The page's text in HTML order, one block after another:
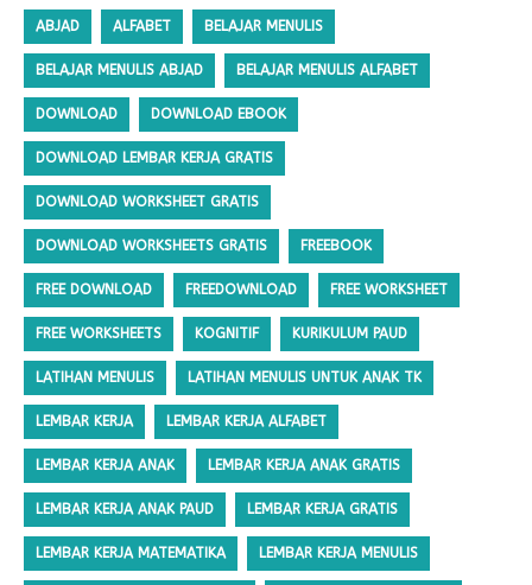
ABJAD ALFABET BELAJAR MENULIS
BELAJAR MENULIS ABJAD BELAJAR MENULIS ALFABET
DOWNLOAD DOWNLOAD EBOOK
DOWNLOAD LEMBAR KERJA GRATIS
DOWNLOAD WORKSHEET GRATIS
DOWNLOAD WORKSHEETS GRATIS FREEBOOK
FREE DOWNLOAD FREEDOWNLOAD FREE WORKSHEET
FREE WORKSHEETS KOGNITIF KURIKULUM PAUD
LATIHAN MENULIS LATIHAN MENULIS UNTUK ANAK TK
LEMBAR KERJA LEMBAR KERJA ALFABET
LEMBAR KERJA ANAK LEMBAR KERJA ANAK GRATIS
LEMBAR KERJA ANAK PAUD LEMBAR KERJA GRATIS
LEMBAR KERJA MATEMATIKA LEMBAR KERJA MENULIS